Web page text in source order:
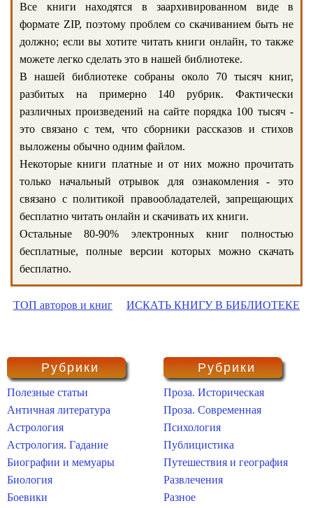
Все книги находятся в заархивированном виде в
формате ZIP, поэтому проблем со скачиванием быть не
должно; если вы хотите читать книги онлайн, то также
можете легко сделать это в нашей библиотеке.
В нашей библиотеке собраны около 70 тысяч книг,
разбитых на примерно 140 рубрик. Фактически
различных произведений на сайте порядка 100 тысяч -
это связано с тем, что сборники рассказов и стихов
выложены обычно одним файлом.
Некоторые книги платные и от них можно прочитать
только начальный отрывок для ознакомления - это
связано с политикой правообладателей, запрещающих
бесплатно читать онлайн и скачивать их книги.
Остальные 80-90% электронных книг полностью
бесплатные, полные версии которых можно скачать
бесплатно.
ТОП авторов и книг ИСКАТЬ КНИГУ В БИБЛИОТЕКЕ
Рубрики
Полезные статьи
Античная литература
Астрология
Астрология. Гадание
Биографии и мемуары
Биология
Боевики
Рубрики
Проза. Историческая
Проза. Современная
Психология
Публицистика
Путешествия и география
Развлечения
Разное